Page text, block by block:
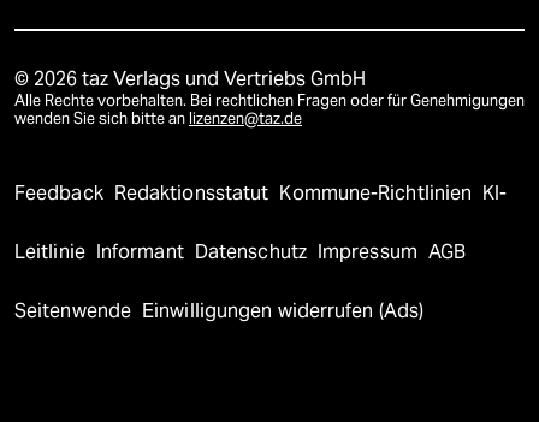
© 2026 taz Verlags und Vertriebs GmbH
Alle Rechte vorbehalten. Bei rechtlichen Fragen oder für Genehmigungen
wenden Sie sich bitte an lizenzen@taz.de
Feedback Redaktionsstatut Kommune-Richtlinien KI-
Leitlinie Informant Datenschutz Impressum AGB
Seitenwende Einwilligungen widerrufen (Ads)